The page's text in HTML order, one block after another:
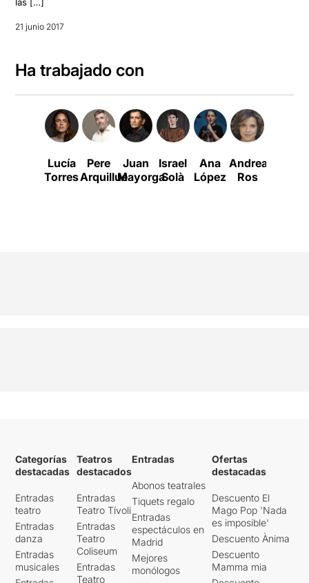
21 junio 2017
Ha trabajado con
Lucía
Torres
Pere
Arquillué
Juan
Mayorga
Israel
Solà
Ana
López
Andrea
Ros
Cristina
Categorías
destacadas
Entradas
teatro
Entradas
danza
Entradas
musicales
Teatros
destacados
Entradas
Teatro Tívoli
Entradas
Teatro
Coliseum
Entradas
Teatro
Entradas
Abonos teatrales
Tiquets regalo
Entradas
espectáculos en
Madrid
Mejores
monólogos
Ofertas
destacadas
Descuento El
Mago Pop 'Nada
es imposible'
Descuento Ànima
Descuento
Mamma mia